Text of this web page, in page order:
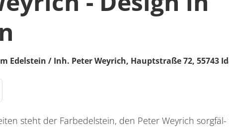
Edelstein / Inh. Peter Weyrich, Hauptstraße 72, 55743
steht der Farbedelstein, den Peter Weyrich